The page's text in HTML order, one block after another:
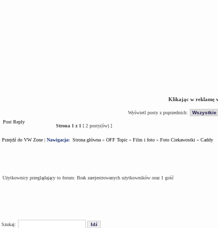
Klikając w reklamę
Wyświetl posty z poprzednich:
Post Reply
Strona 1 z 1 [ 2 posty(ów) ]
Przejdź do VW Zone | Nawigacja: Strona główna » OFF Topic » Film i foto » Foto Ciekawostki » Caddy
Użytkownicy przeglądający to forum: Brak zarejestrowanych użytkowników oraz 1 gość
Szukaj: